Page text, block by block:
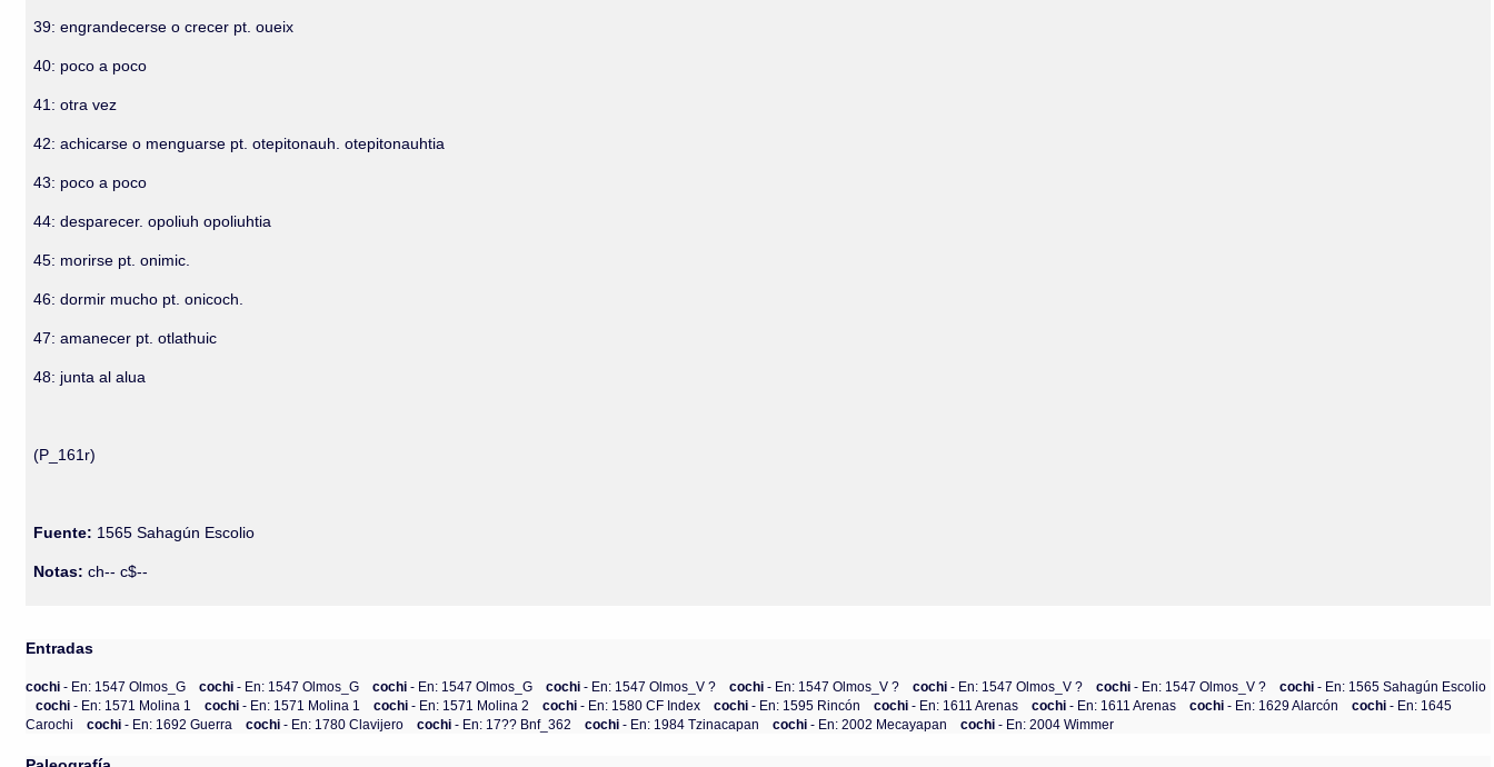
39: engrandecerse o crecer pt. oueix
40: poco a poco
41: otra vez
42: achicarse o menguarse pt. otepitonauh. otepitonauhtia
43: poco a poco
44: desparecer. opoliuh opoliuhtia
45: morirse pt. onimic.
46: dormir mucho pt. onicoch.
47: amanecer pt. otlathuic
48: junta al alua
(P_161r)
Fuente: 1565 Sahagún Escolio
Notas: ch-- c$--
Entradas
cochi- En: 1547 Olmos_G cochi- En: 1547 Olmos_G cochi- En: 1547 Olmos_G cochi- En: 1547 Olmos_V ? cochi- En: 1547 Olmos_V ? cochi- En: 1547 Olmos_V ? cochi- En: 1547 Olmos_V ? cochi- En: 1565 Sahagún Escolio
cochi- En: 1571 Molina 1 cochi- En: 1571 Molina 1 cochi- En: 1571 Molina 2 cochi- En: 1580 CF Index cochi- En: 1595 Rincón cochi- En: 1611 Arenas cochi- En: 1611 Arenas cochi- En: 1629 Alarcón cochi- En: 1645
Carochi
cochi- En: 1692 Guerra cochi- En: 1780 Clavijero cochi- En: 17?? Bnf_362 cochi- En: 1984 Tzinacapan cochi- En: 2002 Mecayapan cochi- En: 2004 Wimmer